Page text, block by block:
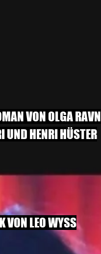
VON OLGA RAVN
UND HENRI HÜSTER
VON LEO WYSS